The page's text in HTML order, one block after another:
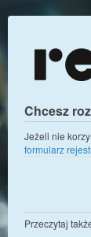
Chcesz
Jeżeli nie
formularz
Przeczytaj